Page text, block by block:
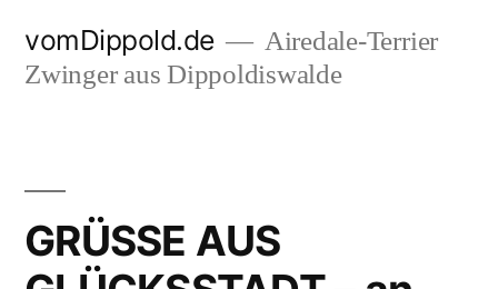
Inhalt
vomDippold.de
Airedale-Terrier
Zwinger aus Dippoldiswalde
GRÜSSE AUS